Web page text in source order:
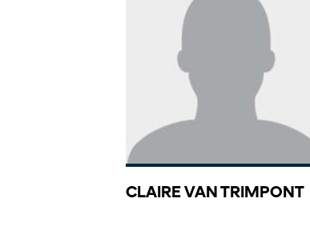
CLAIRE VAN TRIMPONT